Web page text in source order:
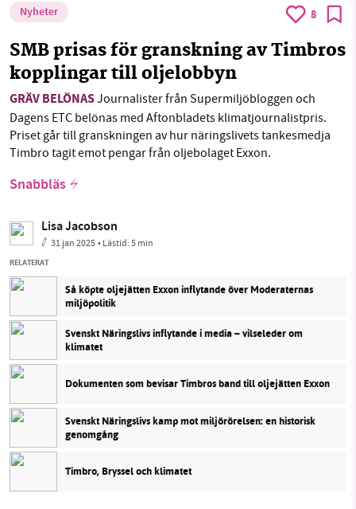
Nyheter 8
SMB prisas för granskning av Timbros
kopplingar till oljelobbyn
GRÄV BELÖNASJournalister från Supermiljöbloggen och
Dagens ETC belönas med Aftonbladets klimatjournalistpris.
Priset går till granskningen av hur näringslivets tankesmedja
Timbro tagit emot pengar från oljebolaget Exxon.
Snabbläs
Lisa Jacobson
31 jan 2025• Lästid:5 min
RELATERAT
Så köpte oljejätten Exxon inflytande över Moderaternas
miljöpolitik
Svenskt Näringslivs inflytande i media – vilseleder om
klimatet
Dokumenten som bevisar Timbros band till oljejätten Exxon
Svenskt Näringslivs kamp mot miljörörelsen: en historisk
genomgång
Timbro, Bryssel och klimatet